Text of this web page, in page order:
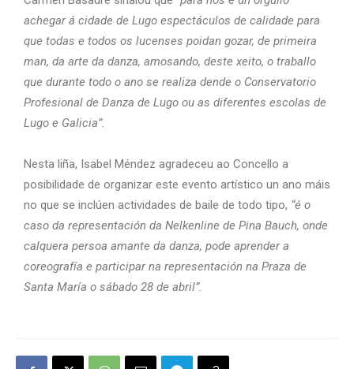
achegar á cidade de Lugo espectáculos de calidade para
que todas e todos os lucenses poidan gozar, de primeira
man, da arte da danza, amosando, deste xeito, o traballo
que durante todo o ano se realiza dende o Conservatorio
Profesional de Danza de Lugo ou as diferentes escolas de
Lugo e Galicia”.
Nesta liña, Isabel Méndez agradeceu ao Concello a
posibilidade de organizar este evento artístico un ano máis
no que se inclúen actividades de baile de todo tipo, “é o
caso da representación da Nelkenline de Pina Bauch, onde
calquera persoa amante da danza, pode aprender a
coreografía e participar na representación na Praza de
Santa María o sábado 28 de abril”.